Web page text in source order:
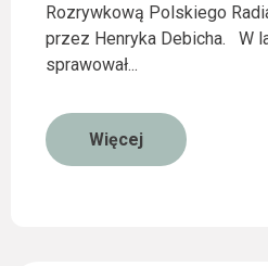
Rozrywkową Polskiego
przez Henryka Debicha. W
sprawował...
Więcej